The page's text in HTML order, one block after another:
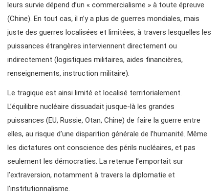
leurs survie dépend d’un « commercialisme » à toute épreuve
(Chine). En tout cas, il n’y a plus de guerres mondiales, mais
juste des guerres localisées et limitées, à travers lesquelles les
puissances étrangères interviennent directement ou
indirectement (logistiques militaires, aides financières,
renseignements, instruction militaire).
Le tragique est ainsi limité et localisé territorialement.
L’équilibre nucléaire dissuadait jusque-là les grandes
puissances (EU, Russie, Otan, Chine) de faire la guerre entre
elles, au risque d’une disparition générale de l’humanité. Même
les dictatures ont conscience des périls nucléaires, et pas
seulement les démocraties. La retenue l’emportait sur
l’extraversion, notamment à travers la diplomatie et
l’institutionnalisme.